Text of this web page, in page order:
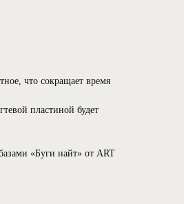
что сокращает время
пластиной будет
«Буги найт» от ART